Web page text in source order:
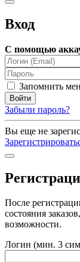
Вход
С помощью
Запомнить
Забыли пароль?
Вы еще не
После
состояния
возможности.
Логин (мин. 3